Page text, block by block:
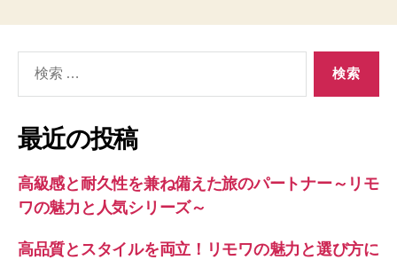
象:
最近の投稿
高級感と耐久性を兼ね備えた旅のパートナー～リモ
ワの魅力と人気シリーズ～
高品質とスタイルを両立！リモワの魅力と選び方に